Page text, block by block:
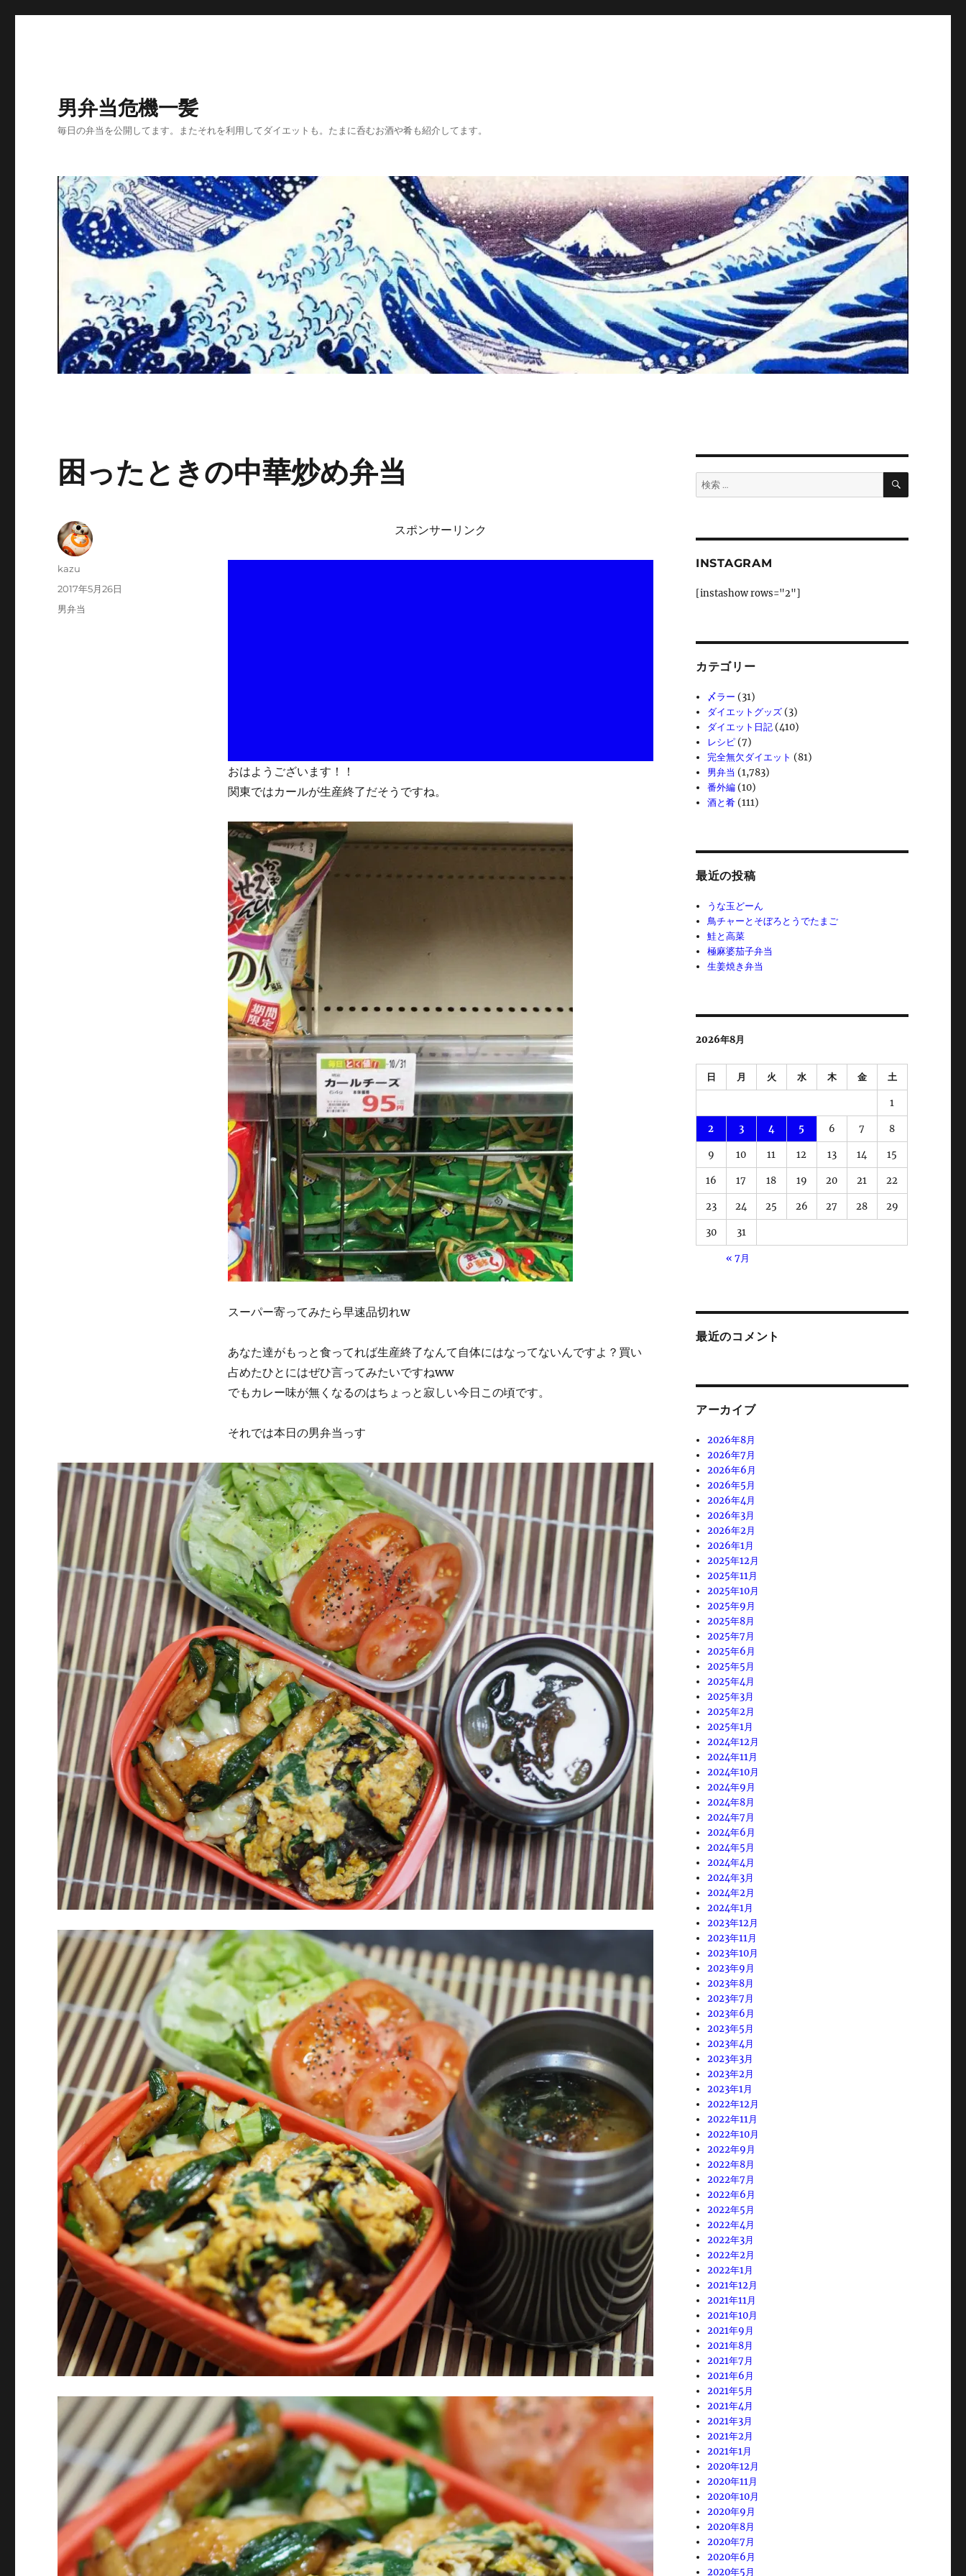
男弁当危機一髪
毎日の弁当を公開してます。またそれを利用してダイエットも。たまに呑むお酒や肴も紹介してます。
困ったときの中華炒め弁当
スポンサーリンク
おはようございます！！
関東ではカールが生産終了だそうですね。
スーパー寄ってみたら早速品切れw
あなた達がもっと食ってれば生産終了なんて自体にはなってないんですよ？買い
占めたひとにはぜひ言ってみたいですねww
でもカレー味が無くなるのはちょっと寂しい今日この頃です。
それでは本日の男弁当っす
投
kazu
投
稿
2017年5月26日
カ
男弁当
検
索:
検
INSTAGRAM
[instashow rows="2"]
カテゴリー
〆ラー (31)
ダイエットグッズ (3)
ダイエット日記 (410)
レシピ (7)
完全無欠ダイエット (81)
男弁当 (1,783)
番外編 (10)
酒と肴 (111)
最近の投稿
うな玉どーん
鳥チャーとそぼろとうでたまご
鮭と高菜
極麻婆茄子弁当
生姜焼き弁当
2026年8月
日 月 火 水 木 金 土
1
2 3 4 5 6 7 8
9 10 11 12 13 14 15
16 17 18 19 20 21 22
23 24 25 26 27 28 29
30 31
« 7月
最近のコメント
アーカイブ
2026年8月
2026年7月
2026年6月
2026年5月
2026年4月
2026年3月
2026年2月
2026年1月
2025年12月
2025年11月
2025年10月
2025年9月
2025年8月
2025年7月
2025年6月
2025年5月
2025年4月
2025年3月
2025年2月
2025年1月
2024年12月
2024年11月
2024年10月
2024年9月
2024年8月
2024年7月
2024年6月
2024年5月
2024年4月
2024年3月
2024年2月
2024年1月
2023年12月
2023年11月
2023年10月
2023年9月
2023年8月
2023年7月
2023年6月
2023年5月
2023年4月
2023年3月
2023年2月
2023年1月
2022年12月
2022年11月
2022年10月
2022年9月
2022年8月
2022年7月
2022年6月
2022年5月
2022年4月
2022年3月
2022年2月
2022年1月
2021年12月
2021年11月
2021年10月
2021年9月
2021年8月
2021年7月
2021年6月
2021年5月
2021年4月
2021年3月
2021年2月
2021年1月
2020年12月
2020年11月
2020年10月
2020年9月
2020年8月
2020年7月
2020年6月
2020年5月